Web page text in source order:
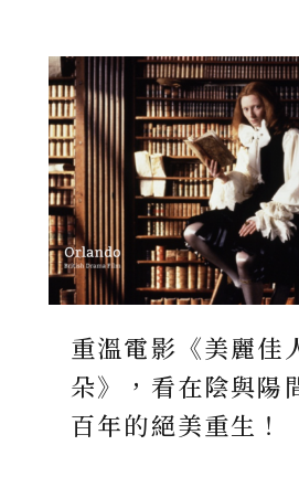
重溫電影《美麗佳
朵》，看在陰與陽
百年的絕美重生！